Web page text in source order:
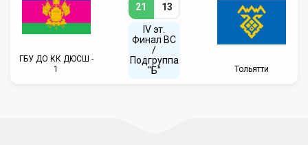
ГБУ ДО КК ДЮСШ -
1
21 13
IV эт.
Финал ВC
/
Подгруппа
"Б"
Тольятти